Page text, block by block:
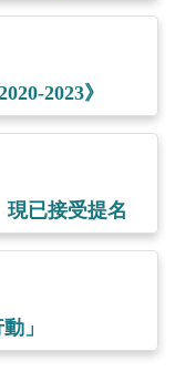
2023》
現已接受提名
」